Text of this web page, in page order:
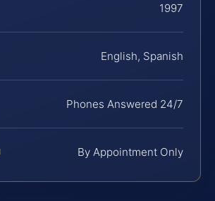
1997
English, Spanish
Phones Answered 24/7
By Appointment Only